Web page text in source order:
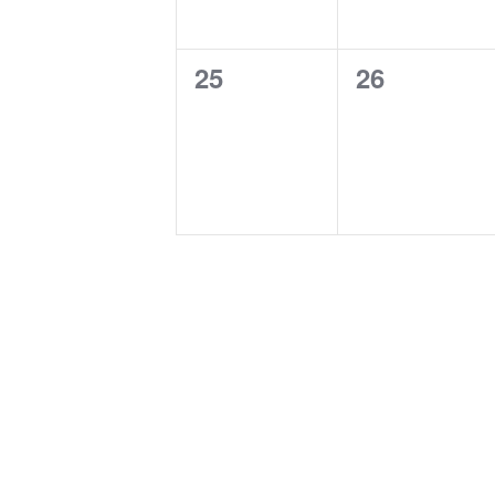
0
25
0
26